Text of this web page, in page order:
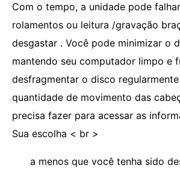
Com o tempo, a unidade pode
rolamentos ou leitura /gravação
desgastar . Você pode minimizar o
mantendo seu computador limpo e
desfragmentar o disco
quantidade de movimento das
precisa fazer para acessar as
Sua escolha < br >
a menos que você tenha sido